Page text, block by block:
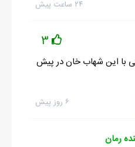
۲۴ ساعت پیش
3
با این شهاب خان در پیش
۶ روز پیش
رمان